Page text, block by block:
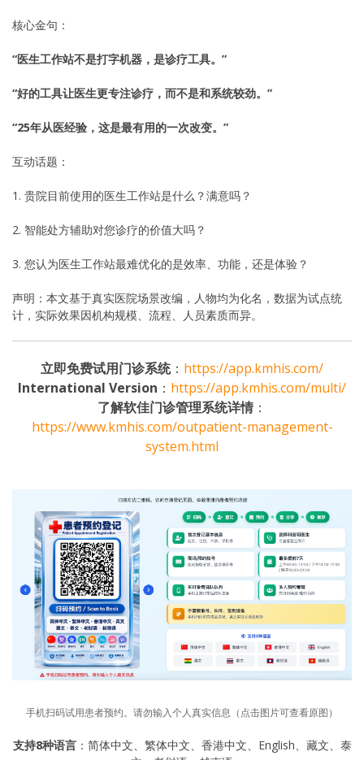
核心金句：
“医生工作站不是打字机器，是诊疗工具。”
“好的工具让医生更专注诊疗，而不是和系统较劲。”
“25年从医经验，这是最有用的一次改变。”
互动话题：
1. 贵院目前使用的医生工作站是什么？满意吗？
2. 智能处方辅助对您诊疗的价值大吗？
3. 您认为医生工作站最难优化的是效率、功能，还是体验？
声明：本文基于真实医院场景改编，人物均为化名，数据为试点统
计，实际效果因机构规模、流程、人员素质而异。
立即免费试用门诊系统： https://app.kmhis.com/
International Version ： https://app.kmhis.com/multi/
了解软佳门诊管理系统详情：
https://www.kmhis.com/outpatient-management-
system.html
手机扫码试用患者预约。请勿输入个人真实信息（点击图片可查看原图）
支持8种语言：简体中文、繁体中文、香港中文、English、藏文、泰